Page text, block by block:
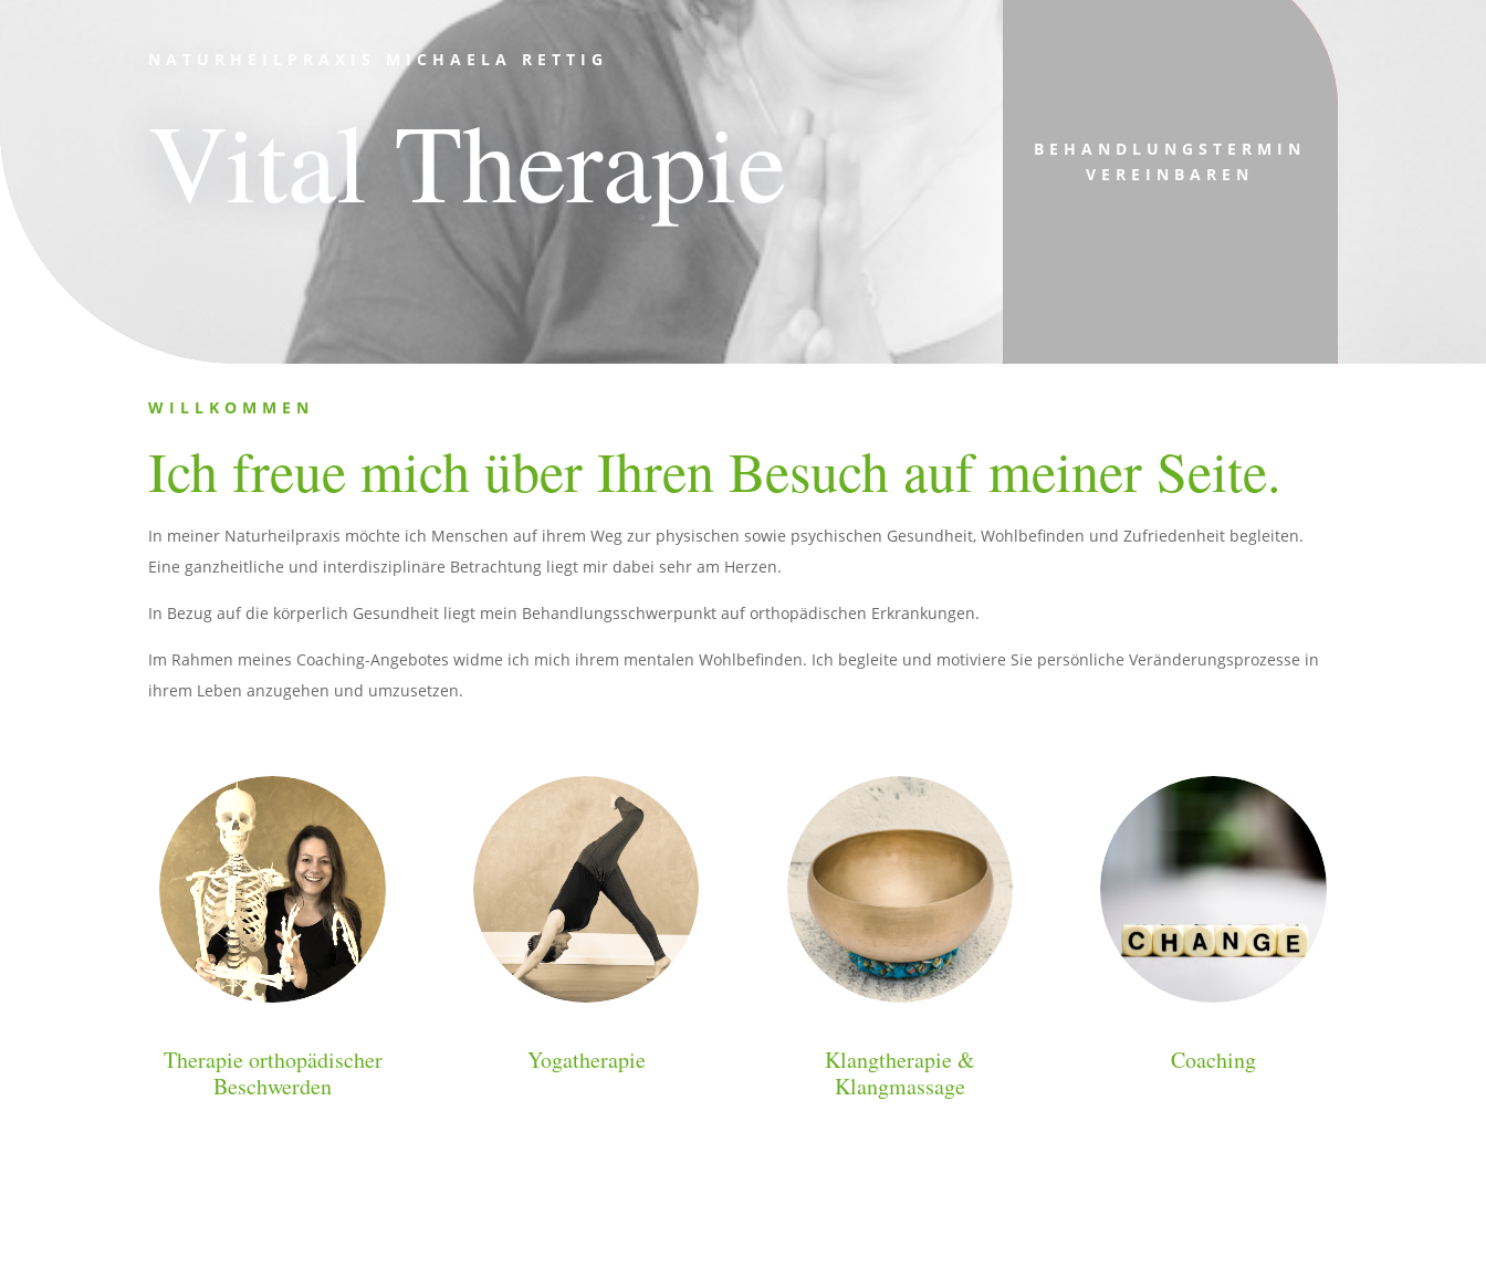
NATURHEILPRAXIS MICHAELA RETTIG
Vital Therapie
BEHANDLUNGSTERMIN
VEREINBAREN
WILLKOMMEN
Ich freue mich über Ihren Besuch auf meiner Seite.
In meiner Naturheilpraxis möchte ich Menschen auf ihrem Weg zur physischen sowie psychischen Gesundheit, Wohlbefinden und Zufriedenheit begleiten.
Eine ganzheitliche und interdisziplinäre Betrachtung liegt mir dabei sehr am Herzen.
In Bezug auf die körperlich Gesundheit liegt mein Behandlungsschwerpunkt auf orthopädischen Erkrankungen.
Im Rahmen meines Coaching-Angebotes widme ich mich ihrem mentalen Wohlbefinden. Ich begleite und motiviere Sie persönliche Veränderungsprozesse in
ihrem Leben anzugehen und umzusetzen.
Therapie orthopädischer
Beschwerden
Yogatherapie
Klangtherapie &
Klangmassage
Coaching